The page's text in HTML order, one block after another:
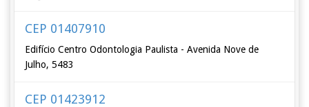
CEP 01407910
Edifício Centro Odontologia Paulista - Avenida Nove de
Julho, 5483
CEP 01423912